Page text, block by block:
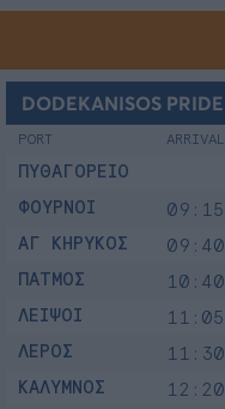
DODEKANISOS PRIDE
PORT ARRIVAL
ΠΥΘΑΓΟΡΕΙΟ
ΦΟΥΡΝΟΙ
09:15
ΑΓ ΚΗΡΥΚΟΣ
09:40
ΠΑΤΜΟΣ
10:40
ΛΕΙΨΟΙ
11:05
ΛΕΡΟΣ
11:30
ΚΑΛΥΜΝΟΣ
12:20